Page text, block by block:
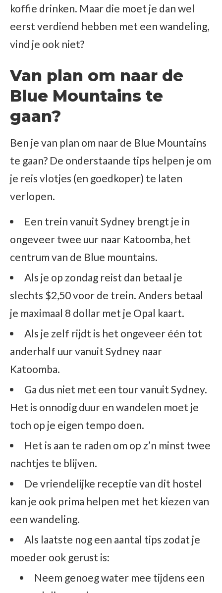
koffie drinken. Maar die moet je dan wel
eerst verdiend hebben met een wandeling,
vind je ook niet?
Van plan om naar de
Blue Mountains te
gaan?
Ben je van plan om naar de Blue Mountains
te gaan? De onderstaande tips helpen je om
je reis vlotjes (en goedkoper) te laten
verlopen.
Een trein vanuit Sydney brengt je in
ongeveer twee uur naar Katoomba, het
centrum van de Blue mountains.
Als je op zondag reist dan betaal je
slechts $2,50 voor de trein. Anders betaal
je maximaal 8 dollar met je Opal kaart.
Als je zelf rijdt is het ongeveer één tot
anderhalf uur vanuit Sydney naar
Katoomba.
Ga dus niet met een tour vanuit Sydney.
Het is onnodig duur en wandelen moet je
toch op je eigen tempo doen.
Het is aan te raden om op z’n minst twee
nachtjes te blijven.
De vriendelijke receptie van dit hostel
kan je ook prima helpen met het kiezen van
een wandeling.
Als laatste nog een aantal tips zodat je
moeder ook gerust is:
Neem genoeg water mee tijdens een